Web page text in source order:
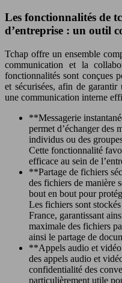
Les fonctionnalités de
d’entreprise : un outil
Tchap offre un ensemble
communication et la
fonctionnalités sont conçues
et sécurisées, afin de
une communication interne
**Messagerie
permet d’échanger des
individus ou des
Cette fonctionnalité
efficace au sein de
**Partage de fichiers
des fichiers de manière
bout en bout pour
Les fichiers sont
France, garantissant
maximale des fichiers
ainsi le partage de
**Appels audio et
des appels audio et
confidentialité des
particulièrement utile